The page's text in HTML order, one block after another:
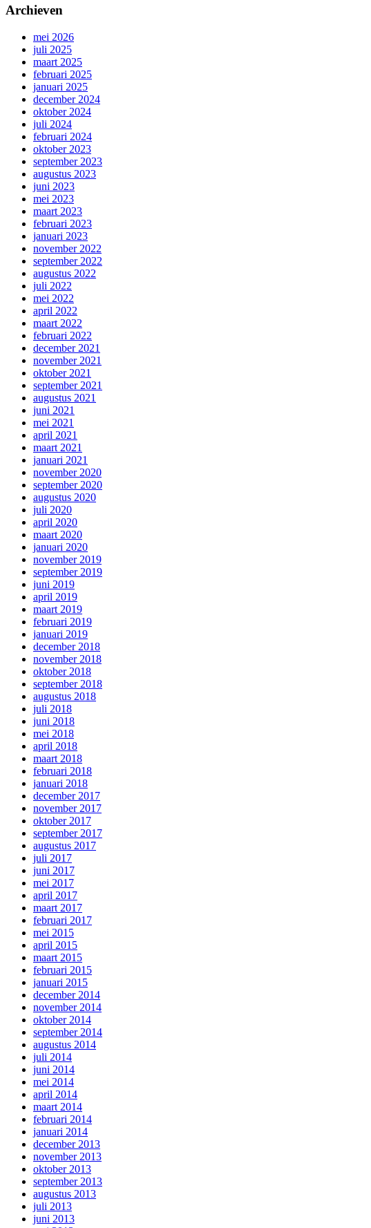
Archieven
mei 2026
juli 2025
maart 2025
februari 2025
januari 2025
december 2024
oktober 2024
juli 2024
februari 2024
oktober 2023
september 2023
augustus 2023
juni 2023
mei 2023
maart 2023
februari 2023
januari 2023
november 2022
september 2022
augustus 2022
juli 2022
mei 2022
april 2022
maart 2022
februari 2022
december 2021
november 2021
oktober 2021
september 2021
augustus 2021
juni 2021
mei 2021
april 2021
maart 2021
januari 2021
november 2020
september 2020
augustus 2020
juli 2020
april 2020
maart 2020
januari 2020
november 2019
september 2019
juni 2019
april 2019
maart 2019
februari 2019
januari 2019
december 2018
november 2018
oktober 2018
september 2018
augustus 2018
juli 2018
juni 2018
mei 2018
april 2018
maart 2018
februari 2018
januari 2018
december 2017
november 2017
oktober 2017
september 2017
augustus 2017
juli 2017
juni 2017
mei 2017
april 2017
maart 2017
februari 2017
mei 2015
april 2015
maart 2015
februari 2015
januari 2015
december 2014
november 2014
oktober 2014
september 2014
augustus 2014
juli 2014
juni 2014
mei 2014
april 2014
maart 2014
februari 2014
januari 2014
december 2013
november 2013
oktober 2013
september 2013
augustus 2013
juli 2013
juni 2013